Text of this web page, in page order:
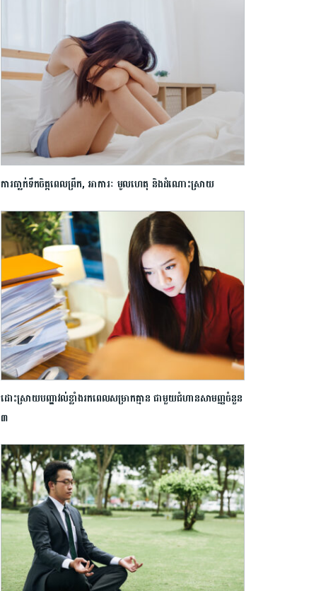
ការធា្លក់ទឹកចិត្តពេលព្រឹក, អាការៈ មូលហេតុ និងដំណោះស្រាយ
ដោះស្រាយបញ្ហាវល់ខ្លាំងរកពេលសម្រាកគ្មាន ជាមួយជំហានសាមញ្ញចំនួន
៣